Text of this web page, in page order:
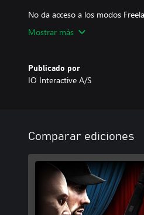
No da acceso a los modos
Mostrar más
Publicado por
IO Interactive A/S
Comparar ediciones